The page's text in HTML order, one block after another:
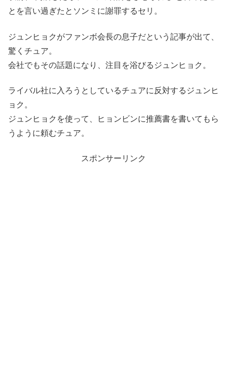
とを言い過ぎたとソンミに謝罪するセリ。
ジュンヒョクがファンボ会長の息子だという記事が出て、
驚くチュア。
会社でもその話題になり、注目を浴びるジュンヒョク。
ライバル社に入ろうとしているチュアに反対するジュンヒ
ョク。
ジュンヒョクを使って、ヒョンビンに推薦書を書いてもら
うように頼むチュア。
スポンサーリンク